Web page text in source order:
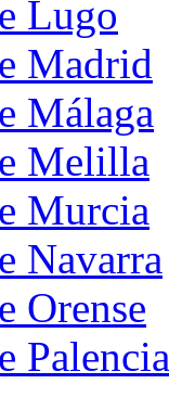
Lugo
Madrid
Málaga
Melilla
Murcia
Navarra
Orense
Palencia